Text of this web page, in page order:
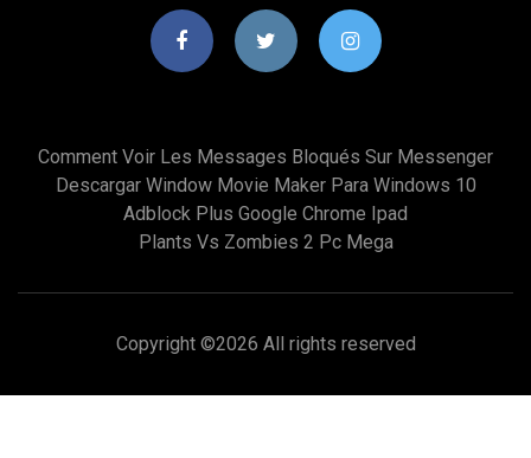
Comment Voir Les Messages Bloqués Sur Messenger
Descargar Window Movie Maker Para Windows 10
Adblock Plus Google Chrome Ipad
Plants Vs Zombies 2 Pc Mega
Copyright ©2026 All rights reserved